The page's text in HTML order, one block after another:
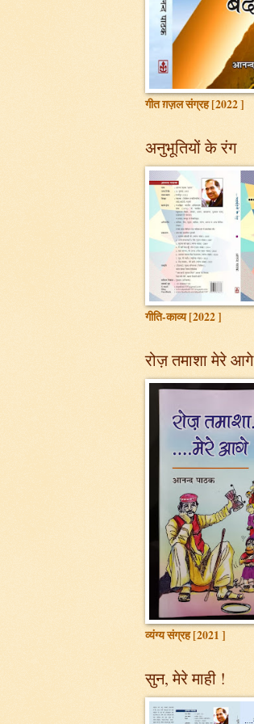
गीत ग़ज़ल संग्रह [2022 ]
अनुभूतियों के रंग
गीति-काव्य [2022 ]
रोज़ तमाशा मेरे आगे
व्यंग्य संग्रह [2021 ]
सुन, मेरे माही !